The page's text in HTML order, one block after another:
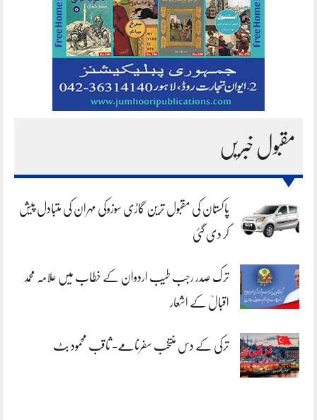
مقبول خبریں
پاکستان کی مقبول ترین گاڑی سوزوکی مہران کی متبادل پیش
کر دی گئی
ترک صدر رجب طیب اردوان کے خطاب میں علامہ محمد
اقبالؒ کے اشعار
ترکی کے دس منتخب سفرنامے- ثاقب محمود بٹ